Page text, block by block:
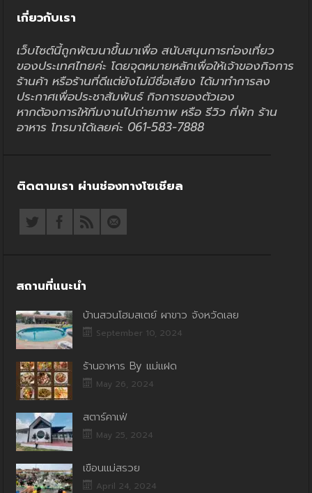
เกี่ยวกับเรา
เว็บไซต์นี้ถูกพัฒนาขึ้นมาเพื่อ สนับสนุนการท่องเที่ยว
ของประเทศไทยค่ะ โดยจุดหมายหลักเพื่อให้เจ้าของกิจการ
ร้านค้า หรือร้านที่ดีแต่ยังไม่มีชื่อเสียง ได้มาทำการลง
ประกาศเพื่อประชาสัมพันธ์ กิจการของตัวเอง
หากต้องการให้ทีมงานไปถ่ายภาพ หรือ รีวิว ที่พัก ร้าน
อาหาร โทรมาได้เลยค่ะ 061-583-7888
ติดตามเรา ผ่านช่องทางโซเชียล
สถานที่แนะนำ
บ้านสวนโฮมสเตย์ ผาขาว จังหวัดเลย
September 10, 2024
ร้านอาหาร By แม่แฝด
May 26, 2024
สตาร์คาเฟ่
May 25, 2024
เขื่อนแม่สรวย
April 24, 2024